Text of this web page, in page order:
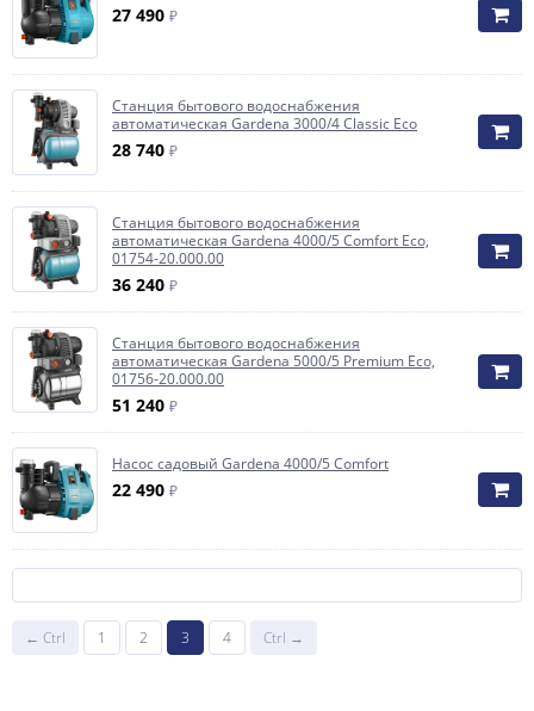
27 490 ₽
Станция бытового водоснабжения
автоматическая Gardena 3000/4 Classic Eco
28 740 ₽
Станция бытового водоснабжения
автоматическая Gardena 4000/5 Comfort Eco,
01754-20.000.00
36 240 ₽
Станция бытового водоснабжения
автоматическая Gardena 5000/5 Premium Eco,
01756-20.000.00
51 240 ₽
Насос садовый Gardena 4000/5 Comfort
22 490 ₽
← Ctrl 1 2 3 4 Ctrl →